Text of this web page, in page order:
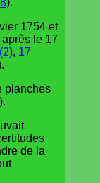
1754 et
le 17
, 17
planches
).
de la